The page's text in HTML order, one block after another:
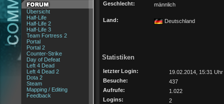
Übersicht
Half-Life
Half-Life 2
Half-Life 3
Team Fortress 2
Portal
Portal 2
Counter-Strike
Day of Defeat
Left 4 Dead
Left 4 Dead 2
Dota 2
Steam
Mapping / Editing
Feedback
Geschlecht:
männlich
Land: Deutschland
Statistiken
letzter Login:
19.02.2014, 15:31 Uhr
Besuche:
437
Aufrufe:
1.022
Logins:
2